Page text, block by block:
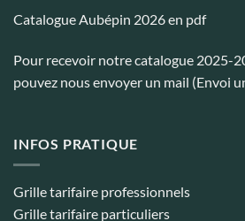
Catalogue Aubépin 2026 en pdf
Pour recevoir notre catalogue 2025-
pouvez nous envoyer un mail (Envoi
INFOS PRATIQUE
Grille tarifaire professionnels
Grille tarifaire particuliers